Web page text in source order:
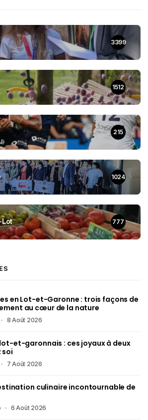
3399
1512
215
1024
Lot 777
en Lot-et-Garonne : trois façons de
au cœur de la nature
8 Août 2026
et-garonnais : ces joyaux à deux
soi
7 Août 2026
culinaire incontournable de
6 Août 2026